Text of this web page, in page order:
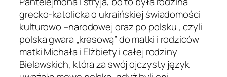
grecko-katolicka o ukraińskiej świadomości
kulturowo –narodowej oraz po polsku , czyli
polska gwara „kresową” do matki i rodziców
matki Michała i Elżbiety i całej rodziny
Bielawskich, która za swój ojczysty język